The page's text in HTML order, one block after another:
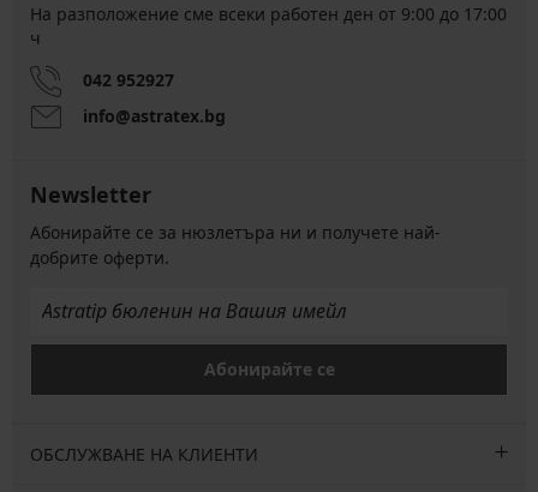
На разположение сме всеки работен ден от 9:00 до 17:00
ч
042 952927
info@astratex.bg
Newsletter
Абонирайте се за нюзлетъра ни и получете най-
добрите оферти.
Абонирайте се
ОБСЛУЖВАНЕ НА КЛИЕНТИ